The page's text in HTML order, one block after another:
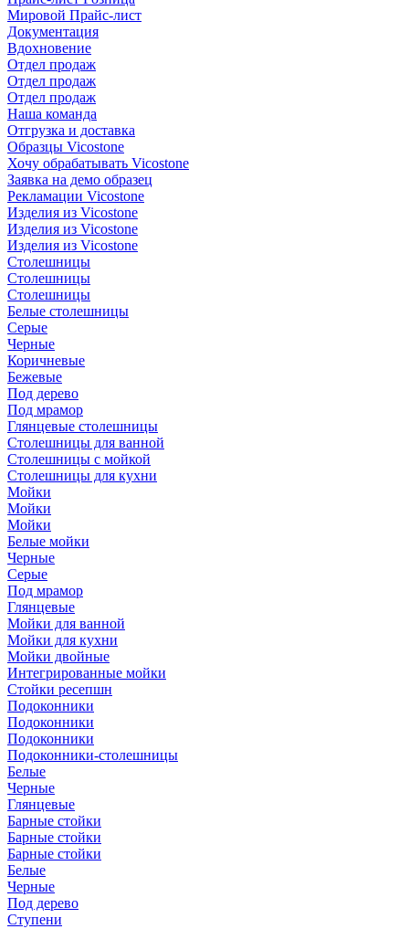
Мировой Прайс-лист
Документация
Вдохновение
Отдел продаж
Отдел продаж
Отдел продаж
Наша команда
Отгрузка и доставка
Образцы Vicostone
Хочу обрабатывать Vicostone
Заявка на демо образец
Рекламации Vicostone
Изделия из Vicostone
Изделия из Vicostone
Изделия из Vicostone
Столешницы
Столешницы
Столешницы
Белые столешницы
Серые
Черные
Коричневые
Бежевые
Под дерево
Под мрамор
Глянцевые столешницы
Столешницы для ванной
Столешницы с мойкой
Столешницы для кухни
Мойки
Мойки
Мойки
Белые мойки
Черные
Серые
Под мрамор
Глянцевые
Мойки для ванной
Мойки для кухни
Мойки двойные
Интегрированные мойки
Стойки ресепшн
Подоконники
Подоконники
Подоконники
Подоконники-столешницы
Белые
Черные
Глянцевые
Барные стойки
Барные стойки
Барные стойки
Белые
Черные
Под дерево
Ступени